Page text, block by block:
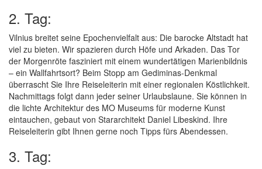
2. Tag:
Vilnius breitet seine Epochenvielfalt aus: Die barocke Altstadt hat
viel zu bieten. Wir spazieren durch Höfe und Arkaden. Das Tor
der Morgenröte fasziniert mit einem wundertätigen Marienbildnis
– ein Wallfahrtsort? Beim Stopp am Gediminas-Denkmal
überrascht Sie Ihre Reiseleiterin mit einer regionalen Köstlichkeit.
Nachmittags folgt dann jeder seiner Urlaubslaune. Sie können in
die lichte Architektur des MO Museums für moderne Kunst
eintauchen, gebaut von Stararchitekt Daniel Libeskind. Ihre
Reiseleiterin gibt Ihnen gerne noch Tipps fürs Abendessen.
3. Tag: